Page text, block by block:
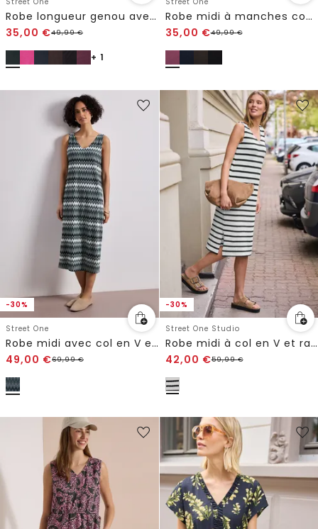
Robe longueur genou avec détail de boucle
35,00 €49,99€
+ 1
Robe midi à manches courtes avec détail de fente
35,00 €49,99€
-30%
Street One
Robe midi avec col en V en qualité jacquard
49,00 €69,99€
-30%
Street One Studio
Robe midi à col en V et rayures
42,00 €59,99€